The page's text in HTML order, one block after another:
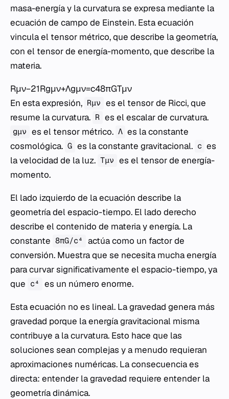
masa-energía y la curvatura se expresa mediante la
ecuación de campo de Einstein. Esta ecuación
vincula el tensor métrico, que describe la geometría,
con el tensor de energía-momento, que describe la
materia.
Rμν​−21​Rgμν​+Λgμν​=c48πG​Tμν​
En esta expresión, Rμν es el tensor de Ricci, que
resume la curvatura. R es el escalar de curvatura.
gμν es el tensor métrico. Λ es la constante
cosmológica. G es la constante gravitacional. c es
la velocidad de la luz. Tμν es el tensor de energía-
momento.
El lado izquierdo de la ecuación describe la
geometría del espacio-tiempo. El lado derecho
describe el contenido de materia y energía. La
constante 8πG/c⁴ actúa como un factor de
conversión. Muestra que se necesita mucha energía
para curvar significativamente el espacio-tiempo, ya
que c⁴ es un número enorme.
Esta ecuación no es lineal. La gravedad genera más
gravedad porque la energía gravitacional misma
contribuye a la curvatura. Esto hace que las
soluciones sean complejas y a menudo requieran
aproximaciones numéricas. La consecuencia es
directa: entender la gravedad requiere entender la
geometría dinámica.